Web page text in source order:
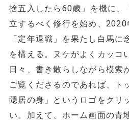
捨五入したら60歳」を機に、
立するべく修行を始め、
「定年退職」を果たし白馬に
を構える。ヌケがよくカッコ
日々、書き散らしながら模索
ご覧くださるのであれば、ト
隠居の身」というロゴをクリ
い。加えて、ホーム画面の青